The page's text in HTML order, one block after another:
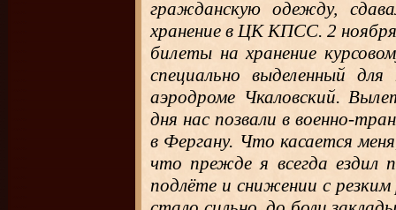
гражданскую одежду,
хранение в ЦК КПСС. 2
билеты на хранение
специально выделенный
аэродроме Чкаловский.
дня нас позвали в военно-
в Фергану. Что касается
что прежде я всегда ездил
подлёте и снижении с